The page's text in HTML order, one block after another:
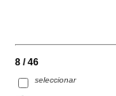
8 / 46
seleccionar